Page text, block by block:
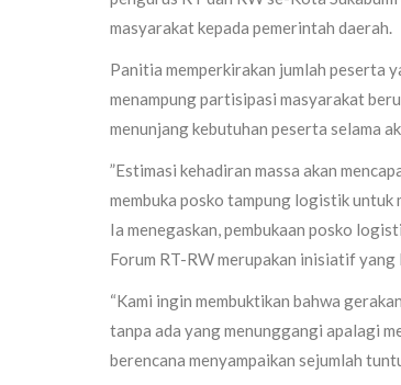
masyarakat kepada pemerintah daerah.
Panitia memperkirakan jumlah peserta
menampung partisipasi masyarakat
menunjang kebutuhan peserta selama
”Estimasi kehadiran massa akan
membuka posko tampung logistik untuk
Ia menegaskan, pembukaan posko
Forum RT-RW merupakan inisiatif
“Kami ingin membuktikan bahwa
tanpa ada yang menunggangi apalagi
berencana menyampaikan sejumlah